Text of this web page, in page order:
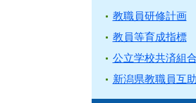
教職員研修計画
教員等育成指標
公立学校共済組
新潟県教職員互